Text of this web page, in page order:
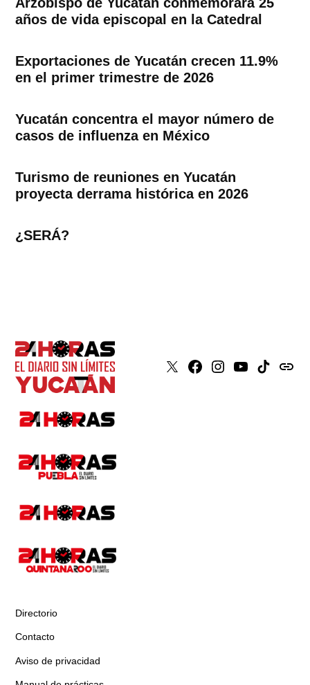
años de vida episcopal en la Catedral
Exportaciones de Yucatán crecen 11.9%
en el primer trimestre de 2026
Yucatán concentra el mayor número de
casos de influenza en México
Turismo de reuniones en Yucatán
proyecta derrama histórica en 2026
¿SERÁ?
X Faceboook
Instagram
YoutubeTiktokissuu
Directorio
Contacto
Aviso de privacidad